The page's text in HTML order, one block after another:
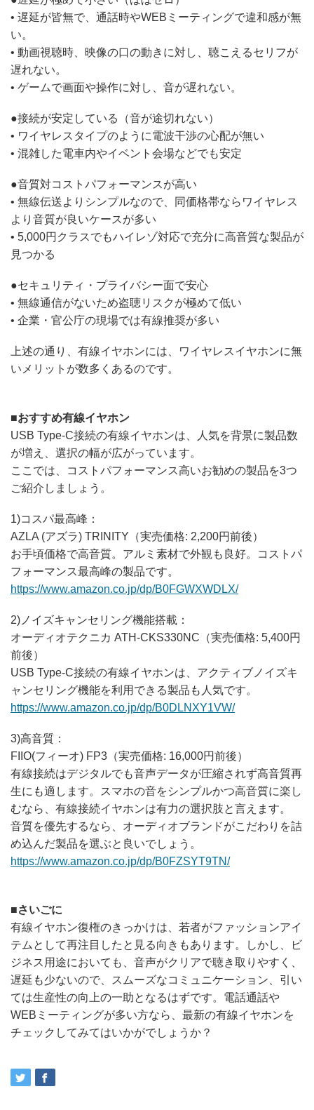
• 遅延が皆無で、通話時やWEBミーティングで違和感が無
い。
• 動画視聴時、映像の口の動きに対し、聴こえるセリフが
遅れない。
• ゲームで画面や操作に対し、音が遅れない。
●接続が安定している（音が途切れない）
• ワイヤレスタイプのように電波干渉の心配が無い
• 混雑した電車内やイベント会場などでも安定
●音質対コストパフォーマンスが高い
• 無線伝送よりシンプルなので、同価格帯ならワイヤレス
より音質が良いケースが多い
• 5,000円クラスでもハイレゾ対応で充分に高音質な製品が
見つかる
●セキュリティ・プライバシー面で安心
• 無線通信がないため盗聴リスクが極めて低い
• 企業・官公庁の現場では有線推奨が多い
上述の通り、有線イヤホンには、ワイヤレスイヤホンに無
いメリットが数多くあるのです。
■おすすめ有線イヤホン
USB Type-C接続の有線イヤホンは、人気を背景に製品数
が増え、選択の幅が広がっています。
ここでは、コストパフォーマンス高いお勧めの製品を3つ
ご紹介しましょう。
1)コスパ最高峰：
AZLA (アズラ) TRINITY（実売価格: 2,200円前後）
お手頃価格で高音質。アルミ素材で外観も良好。コストパ
フォーマンス最高峰の製品です。
https://www.amazon.co.jp/dp/B0FGWXWDLX/
2)ノイズキャンセリング機能搭載：
オーディオテクニカ ATH-CKS330NC（実売価格: 5,400円
前後）
USB Type-C接続の有線イヤホンは、アクティブノイズキ
ャンセリング機能を利用できる製品も人気です。
https://www.amazon.co.jp/dp/B0DLNXY1VW/
3)高音質：
FIIO(フィーオ) FP3（実売価格: 16,000円前後）
有線接続はデジタルでも音声データが圧縮されず高音質再
生にも適します。スマホの音をシンプルかつ高音質に楽し
むなら、有線接続イヤホンは有力の選択肢と言えます。
音質を優先するなら、オーディオブランドがこだわりを詰
め込んだ製品を選ぶと良いでしょう。
https://www.amazon.co.jp/dp/B0FZSYT9TN/
■さいごに
有線イヤホン復権のきっかけは、若者がファッションアイ
テムとして再注目したと見る向きもあります。しかし、ビ
ジネス用途においても、音声がクリアで聴き取りやすく、
遅延も少ないので、スムーズなコミュニケーション、引い
ては生産性の向上の一助となるはずです。電話通話や
WEBミーティングが多い方なら、最新の有線イヤホンを
チェックしてみてはいかがでしょうか？